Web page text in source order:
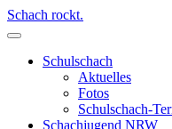
Schach rockt.
Schulschach
Aktuelles
Fotos
Schulschach-
Schachjugend NRW